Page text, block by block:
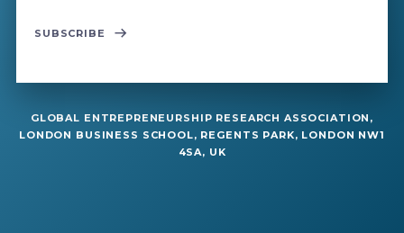
SUBSCRIBE
GLOBAL ENTREPRENEURSHIP RESEARCH ASSOCIATION,
LONDON BUSINESS SCHOOL, REGENTS PARK, LONDON NW1
4SA, UK